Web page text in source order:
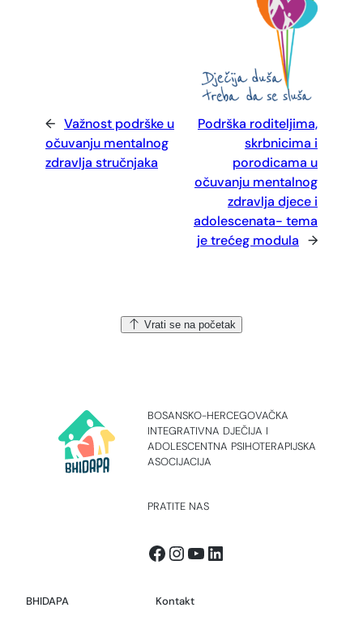
← Važnost podrške u
očuvanju mentalnog
zdravlja stručnjaka
Podrška roditeljima,
skrbnicima i
porodicama u
očuvanju mentalnog
zdravlja djece i
adolescenata- tema
je trećeg modula →
Vrati se na početak
BOSANSKO-HERCEGOVAČKA
INTEGRATIVNA DJEČIJA I
ADOLESCENTNA PSIHOTERAPIJSKA
ASOCIJACIJA
PRATITE NAS
Facebook
Instagram
YouTube
LinkedIn
BHIDAPA Kontakt